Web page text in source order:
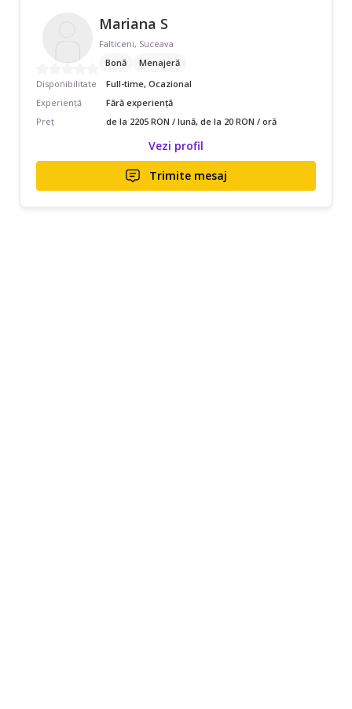
Mariana S
Falticeni, Suceava
Bonă
Menajeră
Disponibilitate
Full-time, Ocazional
Experiență
Fără experiență
Preț
de la 2205 RON / lună, de la 20 RON / oră
Vezi profil
Trimite mesaj